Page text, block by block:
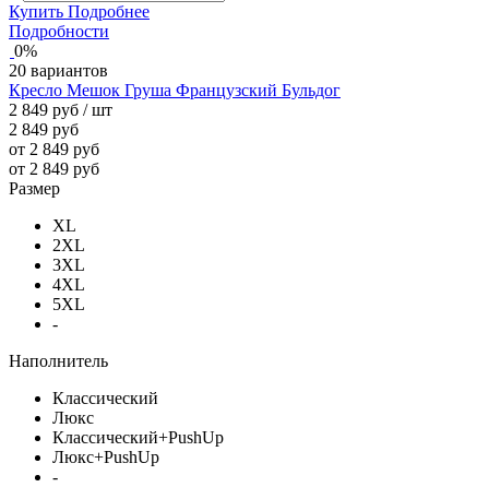
Купить Подробнее
Подробности
0%
20 вариантов
Кресло Мешок Груша Французский Бульдог
2 849 руб / шт
2 849 руб
от 2 849 руб
от 2 849 руб
Размер
XL
2XL
3XL
4XL
5XL
-
Наполнитель
Классический
Люкс
Классический+PushUp
Люкс+PushUp
-